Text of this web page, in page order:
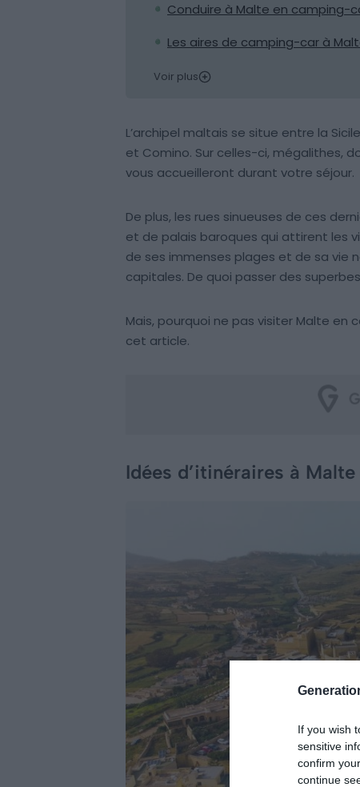
If you wish
sensitive
confirm
continue
Conduire à Malte en camping-
Les aires de camping-car à
Voir plus
L’archipel maltais se situe entre la
et Comino. Sur celles-ci, mégalithes,
vous accueilleront durant votre séjour.
De plus, les rues sinueuses de ces
et de palais baroques qui attirent les
de ses immenses plages et de sa vie
capitales. De quoi passer des
Mais, pourquoi ne pas visiter Malte en
cet article.
Idées d’itinéraires à